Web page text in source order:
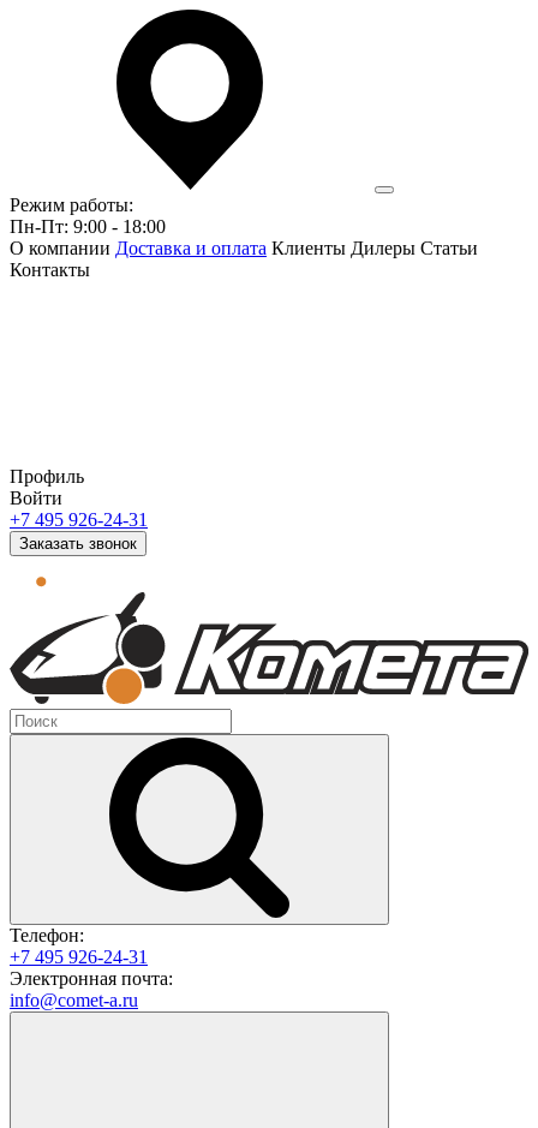
Режим работы:
Пн-Пт: 9:00 - 18:00
О компании Доставка и оплата Клиенты Дилеры Статьи
Контакты
Профиль
Войти
+7 495 926-24-31
Заказать звонок
Телефон:
+7 495 926-24-31
Электронная почта:
info@comet-a.ru